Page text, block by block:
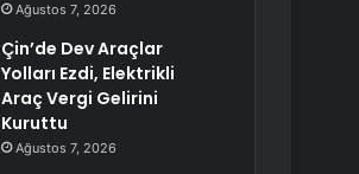
Ağustos 7, 2026
Çin’de Dev Araçlar
Yolları Ezdi, Elektrikli
Araç Vergi Gelirini
Kuruttu
Ağustos 7, 2026